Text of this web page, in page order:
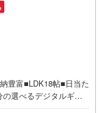
豊富■LDK18帖■日当た
選べるデジタルギフ